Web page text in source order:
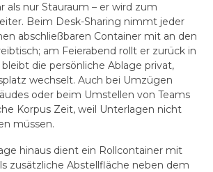
als nur Stauraum – er wird zum
Beim Desk-Sharing nimmt jeder
abschließbaren Container mit an den
am Feierabend rollt er zurück in
die persönliche Ablage privat,
wechselt. Auch bei Umzügen
oder beim Umstellen von Teams
Korpus Zeit, weil Unterlagen nicht
müssen.
hinaus dient ein Rollcontainer mit
zusätzliche Abstellfläche neben dem